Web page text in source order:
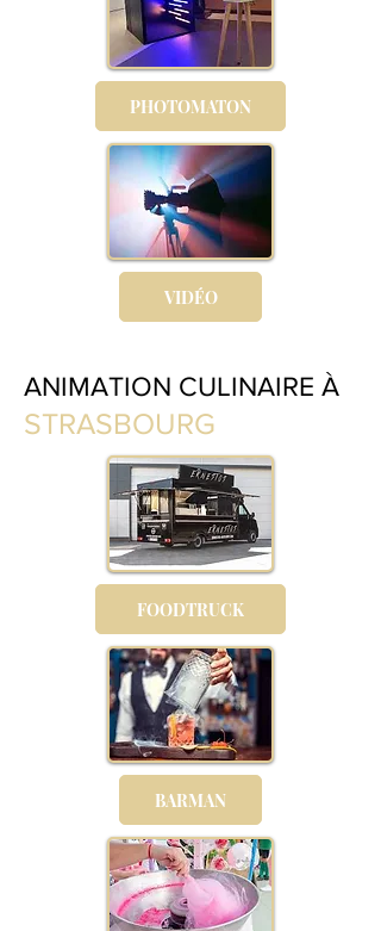
PHOTOMATON
VIDÉO
ANIMATION CULINAIRE À
STRASBOURG
FOODTRUCK
BARMAN